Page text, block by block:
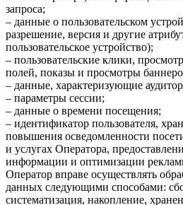
запроса;
– данные о пользовательском
разрешение, версия и другие
пользовательское устройство);
– пользовательские клики,
полей, показы и просмотры
– данные, характеризующие
– параметры сессии;
– данные о времени посещения;
– идентификатор пользователя,
повышения осведомленности
и услугах Оператора,
информации и оптимизации
Оператор вправе осуществлять
данных следующими способами:
систематизация, накопление,